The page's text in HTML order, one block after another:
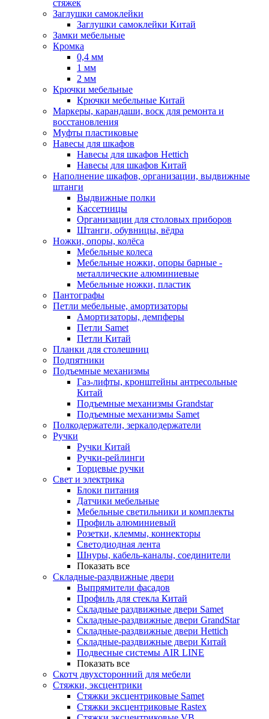
стяжек
Заглушки самоклейки
Заглушки самоклейки Китай
Замки мебельные
Кромка
0,4 мм
1 мм
2 мм
Крючки мебельные
Крючки мебельные Китай
Маркеры, карандаши, воск для ремонта и
восстановления
Муфты пластиковые
Навесы для шкафов
Навесы для шкафов Hettich
Навесы для шкафов Китай
Наполнение шкафов, организации, выдвижные
штанги
Выдвижные полки
Кассетницы
Организации для столовых приборов
Штанги, обувницы, вёдра
Ножки, опоры, колёса
Мебельные колеса
Мебельные ножки, опоры барные -
металлические алюминиевые
Мебельные ножки, пластик
Пантографы
Петли мебельные, амортизаторы
Амортизаторы, демпферы
Петли Samet
Петли Китай
Планки для столешниц
Подпятники
Подъемные механизмы
Газ-лифты, кронштейны антресольные
Китай
Подъемные механизмы Grandstar
Подъемные механизмы Samet
Полкодержатели, зеркалодержатели
Ручки
Ручки Китай
Ручки-рейлинги
Торцевые ручки
Свет и электрика
Блоки питания
Датчики мебельные
Мебельные светильники и комплекты
Профиль алюминиевый
Розетки, клеммы, коннекторы
Светодиодная лента
Шнуры, кабель-каналы, соединители
Показать все
Складные-раздвижные двери
Выпрямители фасадов
Профиль для стекла Китай
Складные раздвижные двери Samet
Складные-раздвижные двери GrandStar
Складные-раздвижные двери Hettich
Складные-раздвижные двери Китай
Подвесные системы AIR LINE
Показать все
Скотч двухсторонний для мебели
Стяжки, эксцентрики
Cтяжки эксцентриковые Samet
Стяжки эксцентриковые Rastex